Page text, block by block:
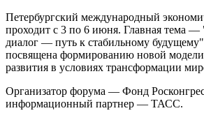
Петербургский международный
проходит с 3 по 6 июня. Главная тема
диалог — путь к стабильному
посвящена формированию новой модели
развития в условиях трансформации
Организатор форума — Фонд
информационный партнер — ТАСС.